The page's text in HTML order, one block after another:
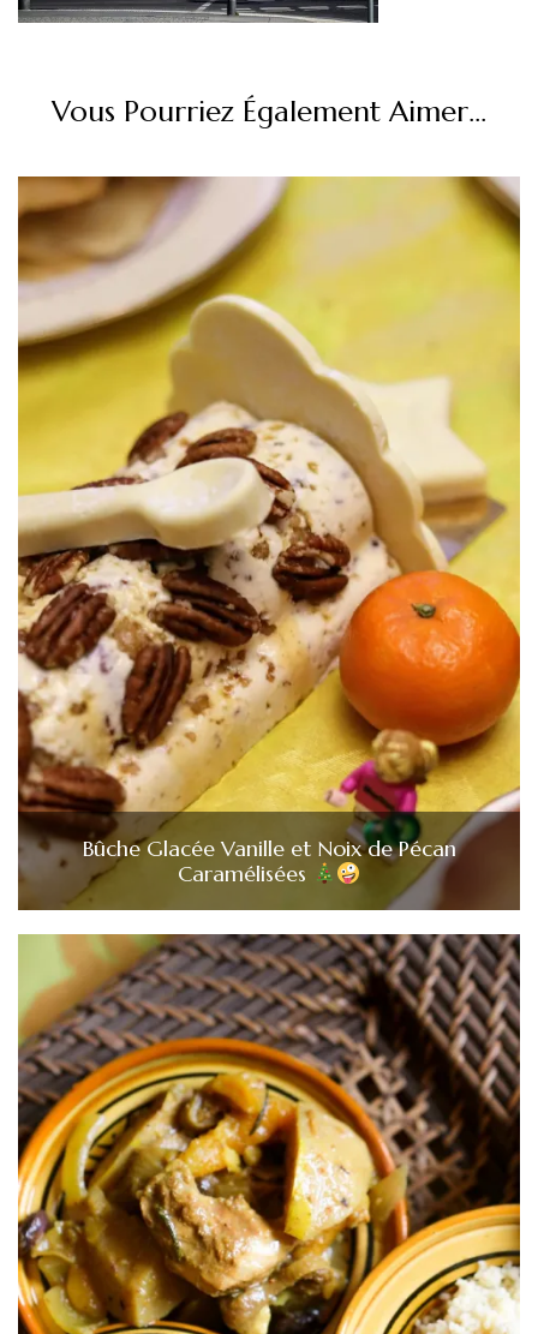
Vous Pourriez Également Aimer...
Bûche Glacée Vanille et Noix de Pécan
Caramélisées